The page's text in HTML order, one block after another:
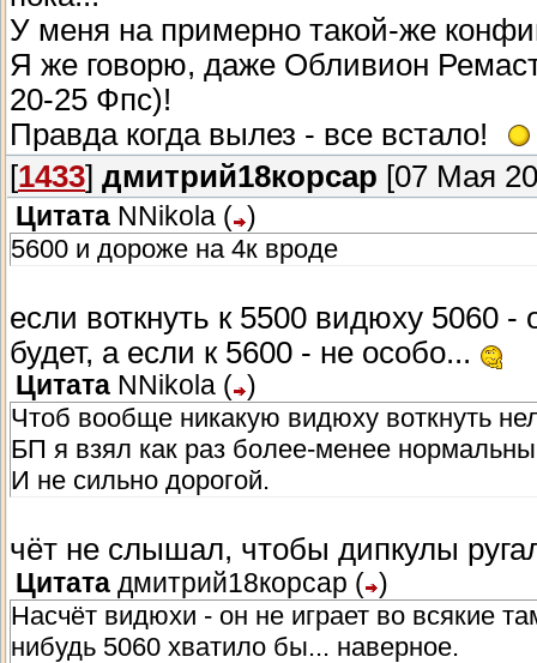
У меня на примерно такой-же
Я же говорю, даже Обливион
20-25 Фпс)!
Правда когда вылез - все встало!
[1433] дмитрий18корсар [07 Мая
Цитата NNikola ( )
5600 и дороже на 4к вроде
если воткнуть к 5500 видюху 5060
будет, а если к 5600 - не особо...
Цитата NNikola ( )
Чтоб вообще никакую видюху воткнуть
БП я взял как раз более-менее
И не сильно дорогой.
чёт не слышал, чтобы дипкулы
Цитата дмитрий18корсар ( )
Насчёт видюхи - он не играет во всякие
нибудь 5060 хватило бы... наверное.